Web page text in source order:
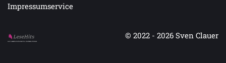
Impressumservice
Auf LeseHits.de findest Du die besten Bücher.
© 2022 - 2026 Sven Clauer